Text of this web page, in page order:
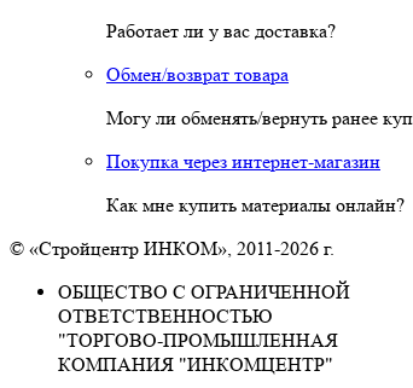
Работает ли у вас доставка?
Обмен/возврат товара
Могу ли обменять/вернуть ранее
Покупка через интернет-магазин
Как мне купить материалы онлайн?
© «Стройцентр ИНКОМ», 2011-2026 г.
ОБЩЕСТВО С ОГРАНИЧЕННОЙ
ОТВЕТСТВЕННОСТЬЮ
"ТОРГОВО-ПРОМЫШЛЕННАЯ
КОМПАНИЯ "ИНКОМЦЕНТР"